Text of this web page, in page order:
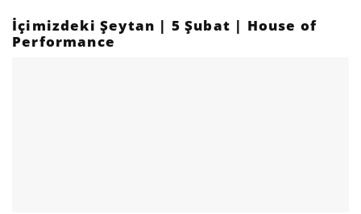
İçimizdeki Şeytan | 5 Şubat | House of
Performance